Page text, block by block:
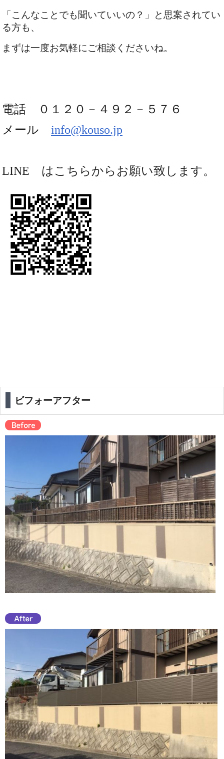
「こんなことでも聞いていいの？」と思案されてい
る方も、
まずは一度お気軽にご相談くださいね。
電話 ０１２０－４９２－５７６
メール info@kouso.jp
LINE はこちらからお願い致します。
ビフォーアフター